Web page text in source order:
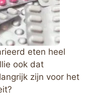
eten heel
ook dat
zijn voor het